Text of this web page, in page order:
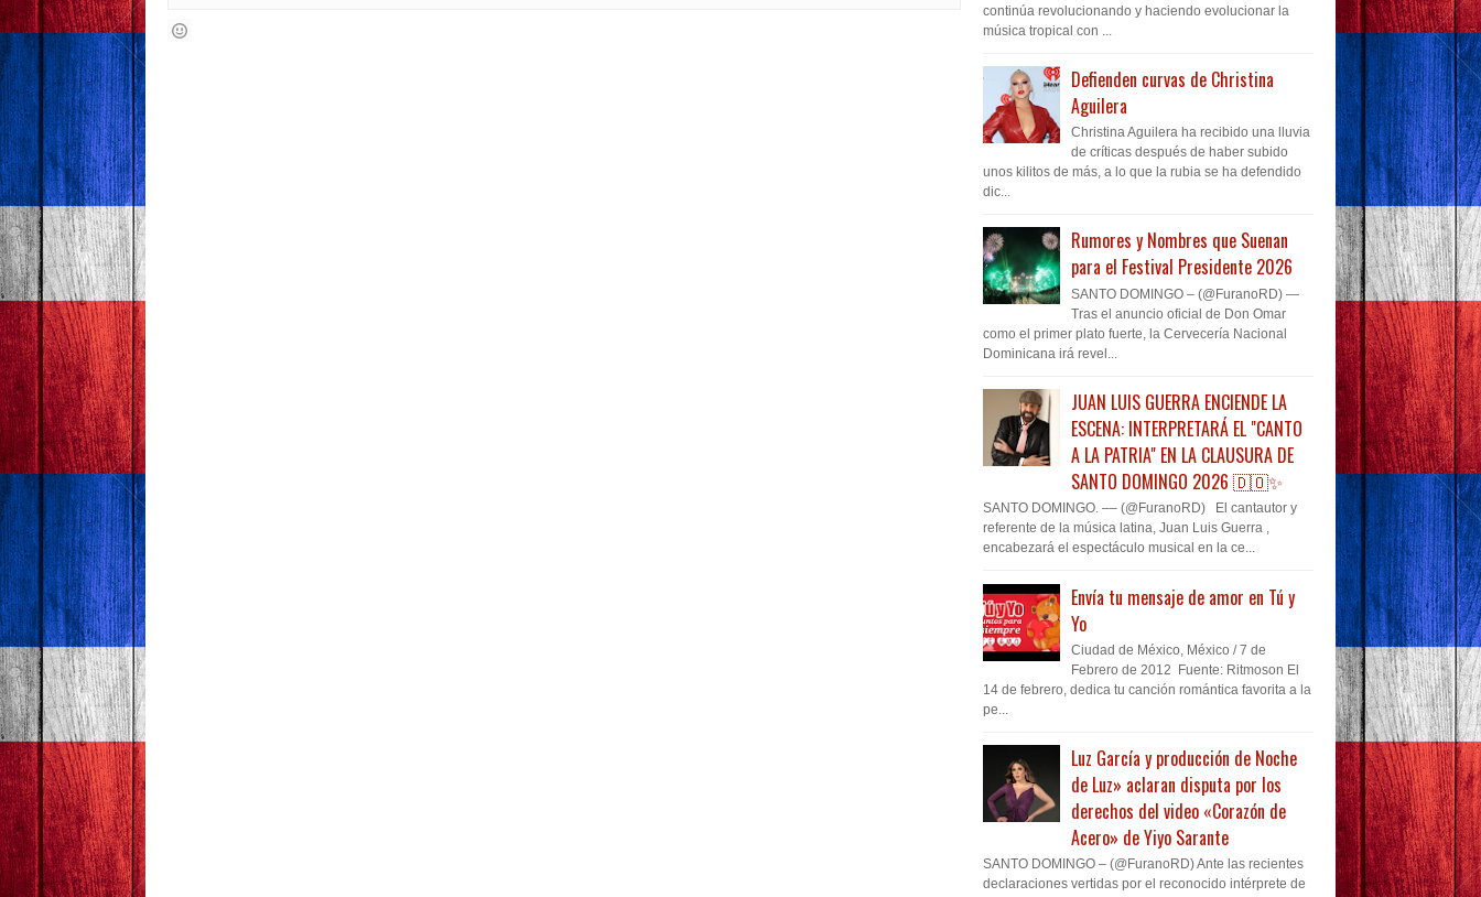
continúa revolucionando y haciendo evolucionar la
música tropical con ...
Defienden curvas de Christina
Aguilera
Christina Aguilera ha recibido una lluvia
de críticas después de haber subido
unos kilitos de más, a lo que la rubia se ha defendido
dic...
Rumores y Nombres que Suenan
para el Festival Presidente 2026
SANTO DOMINGO – (@FuranoRD) —
Tras el anuncio oficial de Don Omar
como el primer plato fuerte, la Cervecería Nacional
Dominicana irá revel...
JUAN LUIS GUERRA ENCIENDE LA
ESCENA: INTERPRETARÁ EL "CANTO
A LA PATRIA" EN LA CLAUSURA DE
SANTO DOMINGO 2026 🇩🇴✨
SANTO DOMINGO. –– (@FuranoRD) El cantautor y
referente de la música latina, Juan Luis Guerra ,
encabezará el espectáculo musical en la ce...
Envía tu mensaje de amor en Tú y
Yo
Ciudad de México, México / 7 de
Febrero de 2012 Fuente: Ritmoson El
14 de febrero, dedica tu canción romántica favorita a la
pe...
Luz García y producción de Noche
de Luz» aclaran disputa por los
derechos del video «Corazón de
Acero» de Yiyo Sarante
SANTO DOMINGO – (@FuranoRD) Ante las recientes
declaraciones vertidas por el reconocido intérprete de